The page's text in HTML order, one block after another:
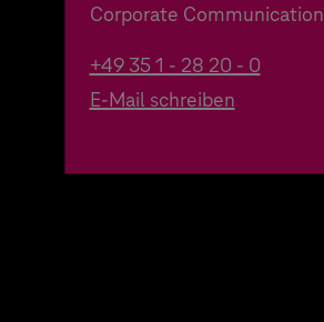
Corporate Communication
+49 35 1 - 28 20 - 0
E-Mail schreiben